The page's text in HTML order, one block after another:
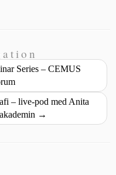
Series – CEMUS
– live-pod med Anita
→